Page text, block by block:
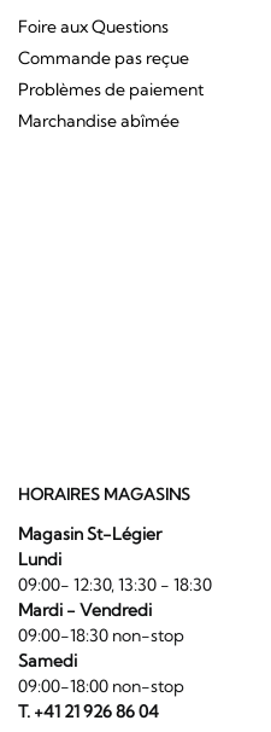
Foire aux Questions
Commande pas reçue
Problèmes de paiement
Marchandise abîmée
HORAIRES MAGASINS
Magasin St-Légier
Lundi
09:00- 12:30, 13:30 - 18:30
Mardi - Vendredi
09:00-18:30 non-stop
Samedi
09:00-18:00 non-stop
T. +41 21 926 86 04